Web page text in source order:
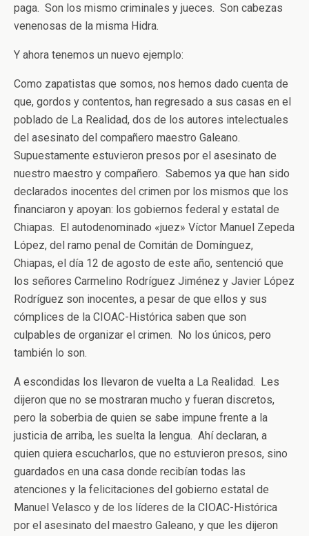
paga. Son los mismo criminales y jueces. Son cabezas
venenosas de la misma Hidra.
Y ahora tenemos un nuevo ejemplo:
Como zapatistas que somos, nos hemos dado cuenta de
que, gordos y contentos, han regresado a sus casas en el
poblado de La Realidad, dos de los autores intelectuales
del asesinato del compañero maestro Galeano.
Supuestamente estuvieron presos por el asesinato de
nuestro maestro y compañero. Sabemos ya que han sido
declarados inocentes del crimen por los mismos que los
financiaron y apoyan: los gobiernos federal y estatal de
Chiapas. El autodenominado «juez» Víctor Manuel Zepeda
López, del ramo penal de Comitán de Domínguez,
Chiapas, el día 12 de agosto de este año, sentenció que
los señores Carmelino Rodríguez Jiménez y Javier López
Rodríguez son inocentes, a pesar de que ellos y sus
cómplices de la CIOAC-Histórica saben que son
culpables de organizar el crimen. No los únicos, pero
también lo son.
A escondidas los llevaron de vuelta a La Realidad. Les
dijeron que no se mostraran mucho y fueran discretos,
pero la soberbia de quien se sabe impune frente a la
justicia de arriba, les suelta la lengua. Ahí declaran, a
quien quiera escucharlos, que no estuvieron presos, sino
guardados en una casa donde recibían todas las
atenciones y la felicitaciones del gobierno estatal de
Manuel Velasco y de los líderes de la CIOAC-Histórica
por el asesinato del maestro Galeano, y que les dijeron